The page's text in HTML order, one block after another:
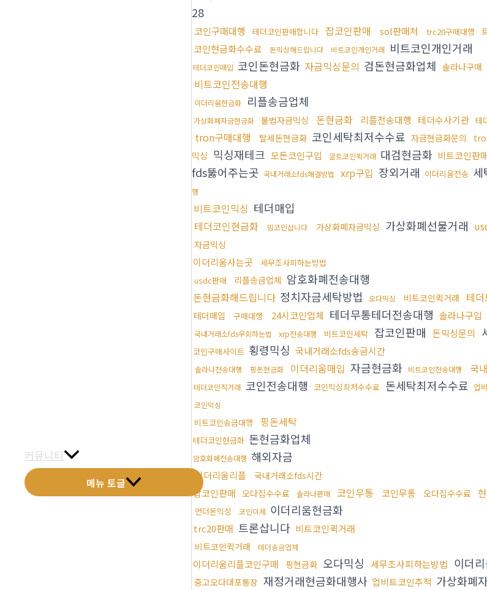
커뮤니티
메뉴 토글
28
코인구매대행 테더코인판매합니다 잡코인판매 sol판매처 trc20구매대행
코인현금화수수료 돈믹싱해드립니다 비트코인개인거래 비트코인개인거래
테더코인매입 코인돈현금화 자금믹싱문의 검돈현금화업체 솔라나구매
비트코인전송대행
이더리움현금화 리플송금업체
가상화폐자금현금화 불법자금믹싱 돈현금화 리플전송대행 테더수사기관 테
tron구매대행 탈세돈현금화 코인세탁최저수수료 자금현금화문의
믹싱 믹싱재테크 모든코인구입 알트코인퀵거래 대검현금화 비트코인판
fds뚫어주는곳 국내거래소fds해결방법 xrp구입 장외거래 이더리움전송 세
행
비트코인믹싱 테더매입
테더코인현금화 밈코인삽니다 가상화폐자금믹싱 가상화폐선물거래
자금믹싱
이더리움사는곳
세무조사피하는방법
usdc판매
리플송금업체 암호화폐전송대행
돈현금화해드립니다 정치자금세탁방법 오다믹싱 비트코인퀵거래 테
테더매입 구매대행 24시코인업체 테더무통테더전송대행 솔라나구입
국내거래소fds우회하는법 xrp전송대행 비트코인세탁 잡코인판매 돈믹싱문의
코인구매사이트 횡령믹싱 국내거래소fds송금시간
솔라나전송대행 핑돈현금화 이더리움매입 자금현금화 비트코인전송대행 국
테더코인직거래 코인전송대행 코인믹싱최저수수료 돈세탁최저수수료 업
코인믹싱
비트코인송금대행 핑돈세탁
테더코인현금화 돈현금화업체
암호화폐전송대행 해외자금
이더리움리플 국내거래소fds시간
잡코인판매 오다집수수료 솔라나판매 코인무통 코인무통 오다집수수료
언더돈믹싱 코인이체 이더리움현금화
trc20판매 트론삽니다 비트코인퀵거래
비트코인퀵거래 테더송금업체
이더리움리플코인구매 핑현금화 오다믹싱 세무조사피하는방법 이더
중고오다대포통장 재정거래현금화대행사 업비트코인추적 가상화폐